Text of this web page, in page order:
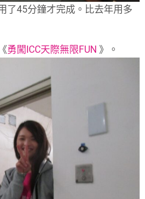
了45分鐘才完成。比去年用多
勇闖ICC天際無限FUN 》。